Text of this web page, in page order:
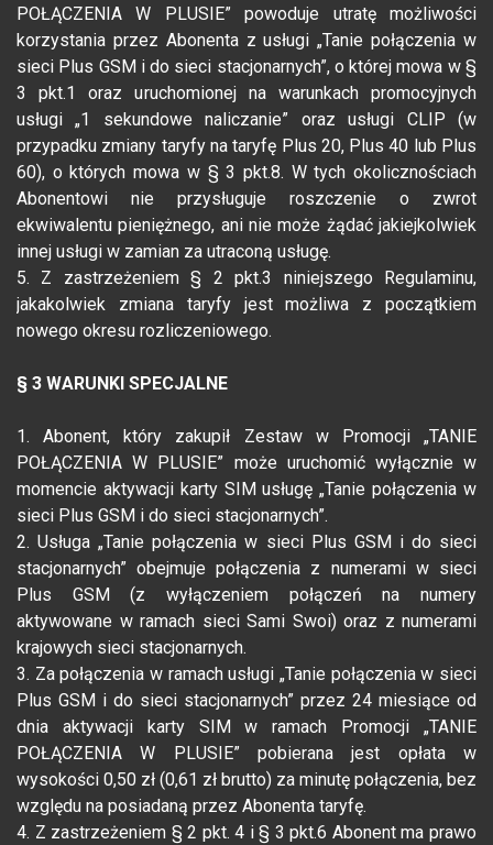
POŁĄCZENIA W PLUSIE” powoduje utratę możliwości
korzystania przez Abonenta z usługi „Tanie połączenia w
sieci Plus GSM i do sieci stacjonarnych”, o której mowa w §
3 pkt.1 oraz uruchomionej na warunkach promocyjnych
usługi „1 sekundowe naliczanie” oraz usługi CLIP (w
przypadku zmiany taryfy na taryfę Plus 20, Plus 40 lub Plus
60), o których mowa w § 3 pkt.8. W tych okolicznościach
Abonentowi nie przysługuje roszczenie o zwrot
ekwiwalentu pieniężnego, ani nie może żądać jakiejkolwiek
innej usługi w zamian za utraconą usługę.
5. Z zastrzeżeniem § 2 pkt.3 niniejszego Regulaminu,
jakakolwiek zmiana taryfy jest możliwa z początkiem
nowego okresu rozliczeniowego.
§ 3 WARUNKI SPECJALNE
1. Abonent, który zakupił Zestaw w Promocji „TANIE
POŁĄCZENIA W PLUSIE” może uruchomić wyłącznie w
momencie aktywacji karty SIM usługę „Tanie połączenia w
sieci Plus GSM i do sieci stacjonarnych”.
2. Usługa „Tanie połączenia w sieci Plus GSM i do sieci
stacjonarnych” obejmuje połączenia z numerami w sieci
Plus GSM (z wyłączeniem połączeń na numery
aktywowane w ramach sieci Sami Swoi) oraz z numerami
krajowych sieci stacjonarnych.
3. Za połączenia w ramach usługi „Tanie połączenia w sieci
Plus GSM i do sieci stacjonarnych” przez 24 miesiące od
dnia aktywacji karty SIM w ramach Promocji „TANIE
POŁĄCZENIA W PLUSIE” pobierana jest opłata w
wysokości 0,50 zł (0,61 zł brutto) za minutę połączenia, bez
względu na posiadaną przez Abonenta taryfę.
4. Z zastrzeżeniem § 2 pkt. 4 i § 3 pkt.6 Abonent ma prawo